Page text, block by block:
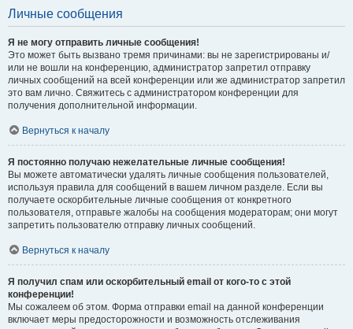
Личные сообщения
Я не могу отправить личные сообщения!
Это может быть вызвано тремя причинами: вы не зарегистрированы и/
или не вошли на конференцию, администратор запретил отправку
личных сообщений на всей конференции или же администратор запретил
это вам лично. Свяжитесь с администратором конференции для
получения дополнительной информации.
Вернуться к началу
Я постоянно получаю нежелательные личные сообщения!
Вы можете автоматически удалять личные сообщения пользователей,
используя правила для сообщений в вашем личном разделе. Если вы
получаете оскорбительные личные сообщения от конкретного
пользователя, отправьте жалобы на сообщения модераторам; они могут
запретить пользователю отправку личных сообщений.
Вернуться к началу
Я получил спам или оскорбительный email от кого-то с этой
конференции!
Мы сожалеем об этом. Форма отправки email на данной конференции
включает меры предосторожности и возможность отслеживания